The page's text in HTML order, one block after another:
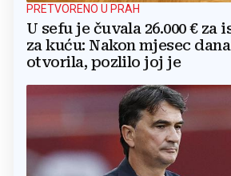
PRETVORENO U PRAH
U sefu je čuvala 26.000 €
za kuću: Nakon mjesec
otvorila, pozlilo joj je